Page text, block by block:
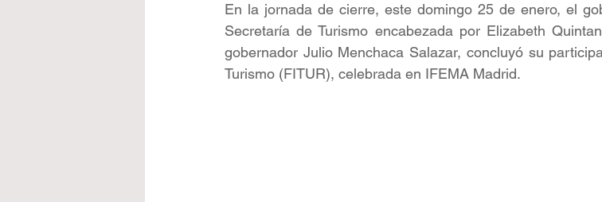
En la jornada de cierre, este domingo 25 de enero, el
Secretaría de Turismo encabezada por Elizabeth
gobernador Julio Menchaca Salazar, concluyó su
Turismo (FITUR), celebrada en IFEMA Madrid.